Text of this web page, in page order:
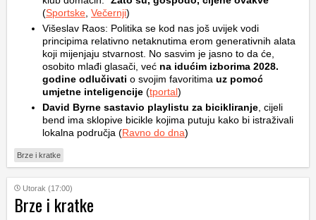
(Sportske Večernji)
Višeslav Raos: Politika se kod nas još uvijek vodi
principima relativno netaknutima erom generativnih alata
koji mijenjaju stvarnost. No sasvim je jasno to da će,
osobito mlađi glasači, već na idućim izborima 2028.
godine odlučivati o svojim favoritima uz pomoć
umjetne inteligencije (tportal)
David Byrne sastavio playlistu za bicikliranje , cijeli
bend ima sklopive bicikle kojima putuju kako bi istraživali
lokalna područja (Ravno do dna)
Brze i kratke
Utorak (17:00)
Brze i kratke